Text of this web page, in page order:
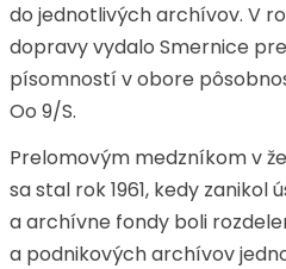
do jednotlivých archívov. V
dopravy vydalo Smernice
písomností v obore
Oo 9/S.
Prelomovým medzníkom v
sa stal rok 1961, kedy
a archívne fondy boli
a podnikových archívov